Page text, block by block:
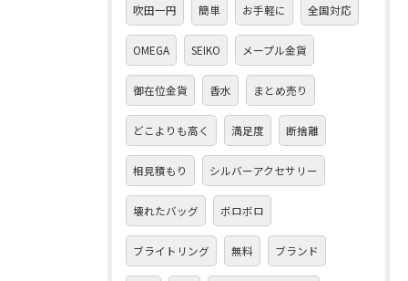
吹田一円 簡単 お手軽に 全国対応
OMEGA SEIKO メープル金貨
御在位金貨 香水 まとめ売り
どこよりも高く 満足度 断捨離
相見積もり シルバーアクセサリー
壊れたバッグ ボロボロ
ブライトリング 無料 ブランド